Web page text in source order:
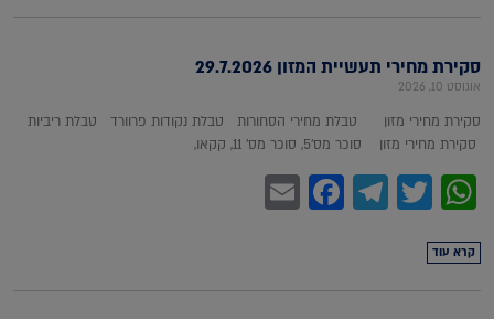
סקירת מחירי תעשיית המזון 29.7.2026
אוגוסט 10, 2026
סקירת מחירי מזון טבלת מחירי הסחורות טבלת נקודות פרוורד טבלת ריביות
סקירת מחירי מזון סוכר מס'5, סוכר מס' 11, קקאו,
WhatsApp
Twitter
Telegram
Facebook
קרא עוד